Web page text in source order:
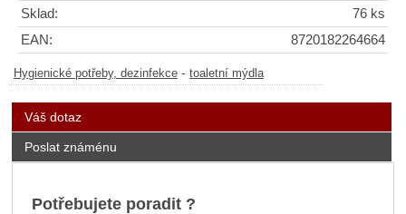
Sklad:
76 ks
EAN:
8720182264664
Hygienické potřeby, dezinfekce - toaletní mýdla
Váš dotaz
Poslat známénu
Potřebujete poradit ?